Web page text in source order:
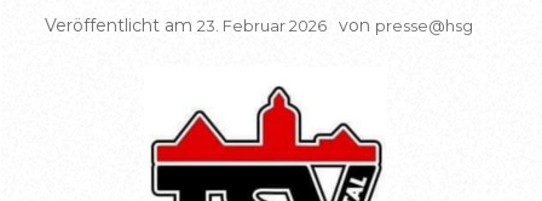
Veröffentlicht am 23. Februar 2026 von presse@hsg